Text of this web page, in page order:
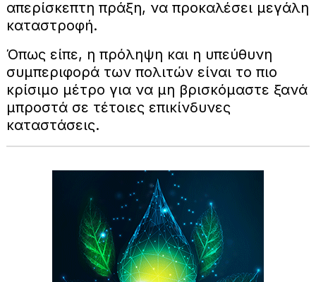
απερίσκεπτη πράξη, να προκαλέσει μεγάλη
καταστροφή.
Όπως είπε, η πρόληψη και η υπεύθυνη
συμπεριφορά των πολιτών είναι το πιο
κρίσιμο μέτρο για να μη βρισκόμαστε ξανά
μπροστά σε τέτοιες επικίνδυνες
καταστάσεις.